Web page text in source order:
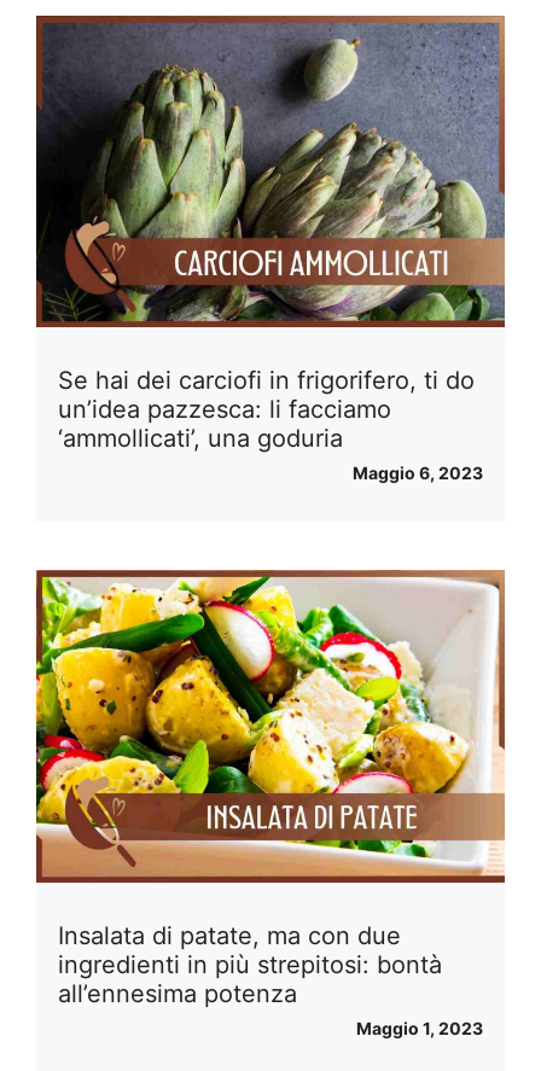
Se hai dei carciofi in frigorifero, ti do
un’idea pazzesca: li facciamo
‘ammollicati’, una goduria
Maggio 6, 2023
Insalata di patate, ma con due
ingredienti in più strepitosi: bontà
all’ennesima potenza
Maggio 1, 2023